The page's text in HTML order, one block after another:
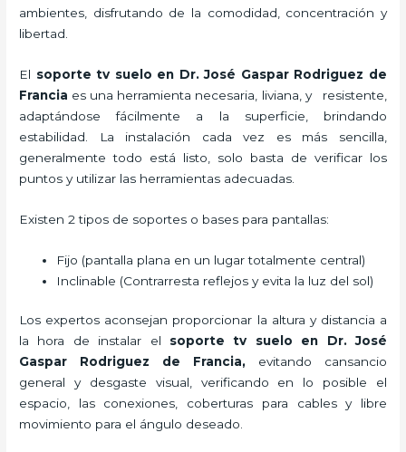
ambientes, disfrutando de la comodidad, concentración y
libertad.
El soporte tv suelo en Dr. José Gaspar Rodriguez de
Francia es una herramienta necesaria, liviana, y resistente,
adaptándose fácilmente a la superficie, brindando
estabilidad. La instalación cada vez es más sencilla,
generalmente todo está listo, solo basta de verificar los
puntos y utilizar las herramientas adecuadas.
Existen 2 tipos de soportes o bases para pantallas:
Fijo (pantalla plana en un lugar totalmente central)
Inclinable (Contrarresta reflejos y evita la luz del sol)
Los expertos aconsejan proporcionar la altura y distancia a
la hora de instalar el soporte tv suelo en Dr. José
Gaspar Rodriguez de Francia, evitando cansancio
general y desgaste visual, verificando en lo posible el
espacio, las conexiones, coberturas para cables y libre
movimiento para el ángulo deseado.